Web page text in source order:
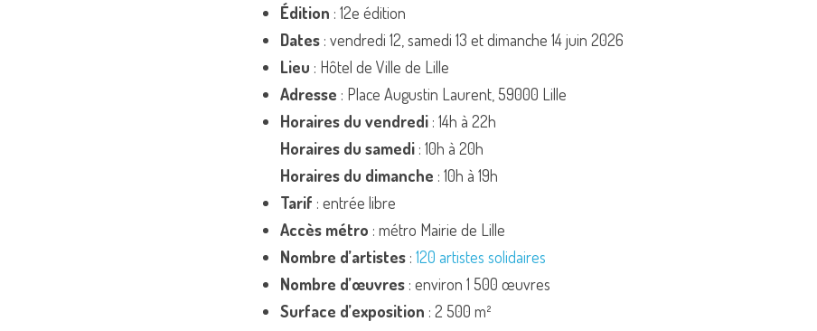
Édition : 12e édition
Dates : vendredi 12, samedi 13 et dimanche 14 juin 2026
Lieu : Hôtel de Ville de Lille
Adresse : Place Augustin Laurent, 59000 Lille
Horaires du vendredi : 14h à 22h
Horaires du samedi : 10h à 20h
Horaires du dimanche : 10h à 19h
Tarif : entrée libre
Accès métro : métro Mairie de Lille
Nombre d’artistes : 120 artistes solidaires
Nombre d’œuvres : environ 1 500 œuvres
Surface d’exposition : 2 500 m²